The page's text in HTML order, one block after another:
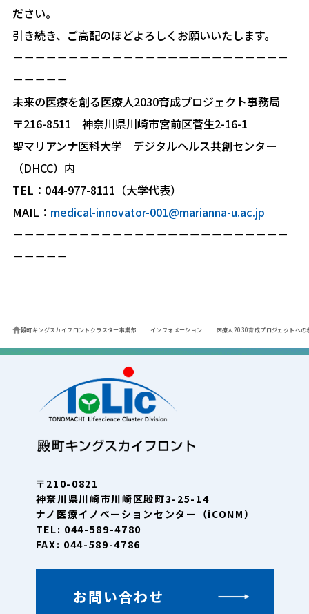
ださい。
引き続き、ご高配のほどよろしくお願いいたします。
－－－－－－－－－－－－－－－－－－－－－－－－－
－－－－－
未来の医療を創る医療人2030育成プロジェクト事務局
〒216-8511 神奈川県川崎市宮前区菅生2-16-1
聖マリアンナ医科大学 デジタルヘルス共創センター
（DHCC）内
TEL：044-977-8111（大学代表）
MAIL： medical-innovator-001@marianna-u.ac.jp
－－－－－－－－－－－－－－－－－－－－－－－－－
－－－－－
殿町キングスカイフロントクラスター事業部 インフォメーション 医療人2030育成プロジェクトへの
〒210-0821
神奈川県川崎市川崎区殿町3-25-14
ナノ医療イノベーションセンター（iCONM）
TEL: 044-589-4780
FAX: 044-589-4786
お問い合わせ